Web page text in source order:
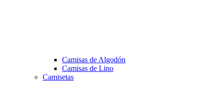
Camisas de Algodón
Camisas de Lino
Camisetas